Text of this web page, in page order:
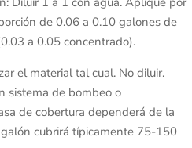
de 0.06 a 0.10 galones de
a 0.05 concentrado).
el material tal cual. No diluir.
sistema de bombeo o
de cobertura dependerá de la
cubrirá típicamente 75-150